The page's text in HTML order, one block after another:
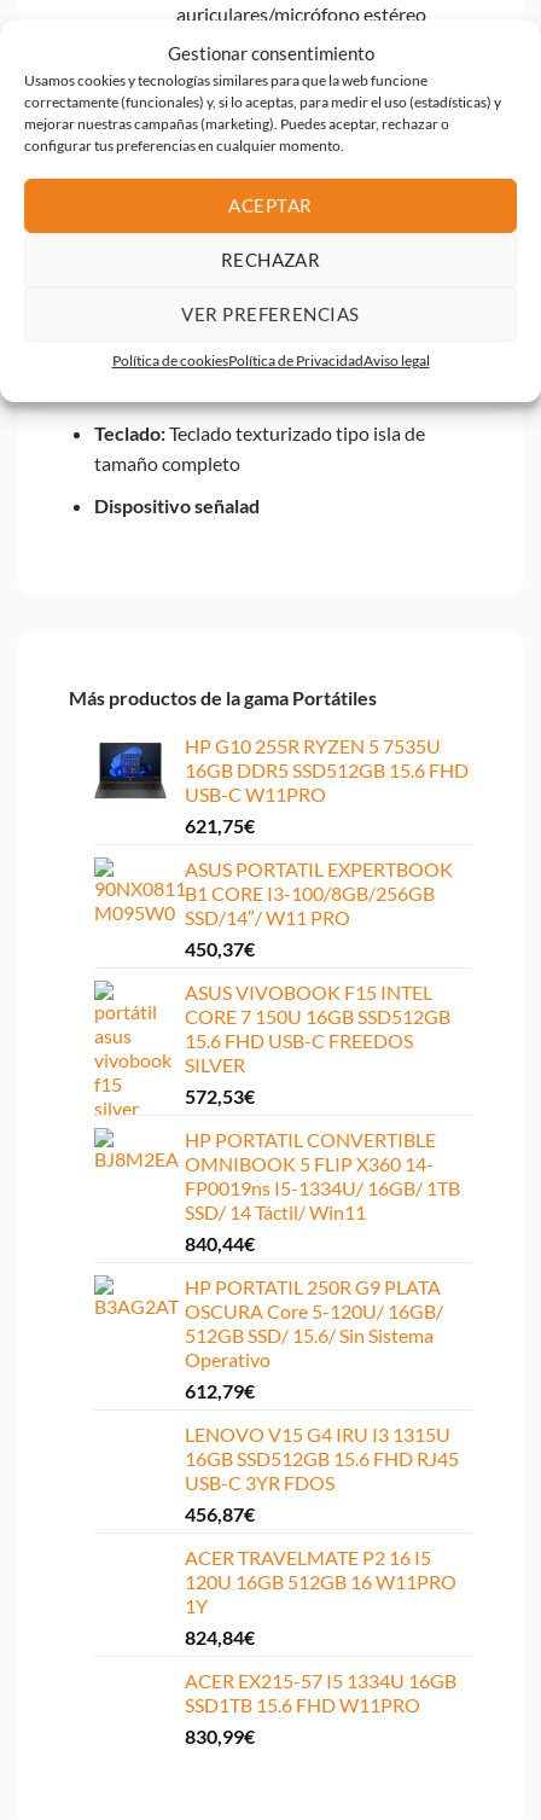
Gestionar consentimiento
Usamos cookies y tecnologías similares para que la web funcione
correctamente (funcionales) y, si lo aceptas, para medir el uso (estadísticas) y
mejorar nuestras campañas (marketing). Puedes aceptar, rechazar o
configurar tus preferencias en cualquier momento.
ACEPTAR
RECHAZAR
VER PREFERENCIAS
Política de cookiesPolítica de PrivacidadAviso legal
auriculares/micrófono estéreo
1 RJ-45
El cable HDMI se vende por
separado
Intel Wi-Fi 6 AX201 (2×2) y Bluetooth 5.2, no
GbE integrada
Sonido:Altavoces estéreo dobles, micrófonos
Teclado:Teclado texturizado tipo isla de
tamaño completo
Dispositivo señalad
Más productos de la gama Portátiles
HP G10 255R RYZEN 5 7535U
16GB DDR5 SSD512GB 15.6 FHD
USB-C W11PRO
621,75€
ASUS PORTATIL EXPERTBOOK
B1 CORE I3-100/8GB/256GB
SSD/14″/ W11 PRO
450,37€
ASUS VIVOBOOK F15 INTEL
CORE 7 150U 16GB SSD512GB
15.6 FHD USB-C FREEDOS
SILVER
572,53€
HP PORTATIL CONVERTIBLE
OMNIBOOK 5 FLIP X360 14-
FP0019ns I5-1334U/ 16GB/ 1TB
SSD/ 14 Táctil/ Win11
840,44€
HP PORTATIL 250R G9 PLATA
OSCURA Core 5-120U/ 16GB/
512GB SSD/ 15.6/ Sin Sistema
Operativo
612,79€
LENOVO V15 G4 IRU I3 1315U
16GB SSD512GB 15.6 FHD RJ45
USB-C 3YR FDOS
456,87€
ACER TRAVELMATE P2 16 I5
120U 16GB 512GB 16 W11PRO
1Y
824,84€
ACER EX215-57 I5 1334U 16GB
SSD1TB 15.6 FHD W11PRO
830,99€